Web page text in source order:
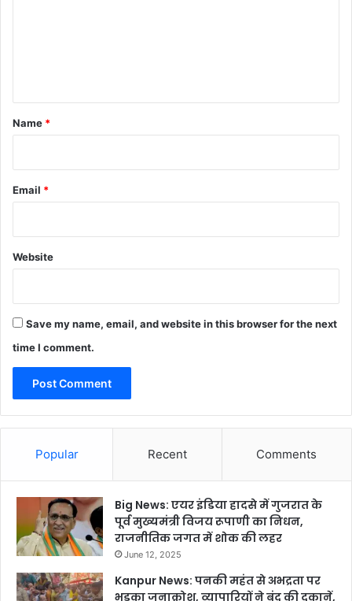
*
Name *
Email *
Website
Save my name, email, and website in this browser for the next
time I comment.
Popular Recent Comments
Big News: एयर इंडिया हादसे में गुजरात के
पूर्व मुख्यमंत्री विजय रूपाणी का निधन,
राजनीतिक जगत में शोक की लहर
June 12, 2025
Kanpur News: पनकी महंत से अभद्रता पर
भड़का जनाक्रोश, व्यापारियों ने बंद की दुकानें,